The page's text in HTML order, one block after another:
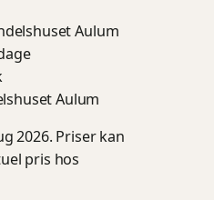
Aulum
2026. Priser kan
pris hos